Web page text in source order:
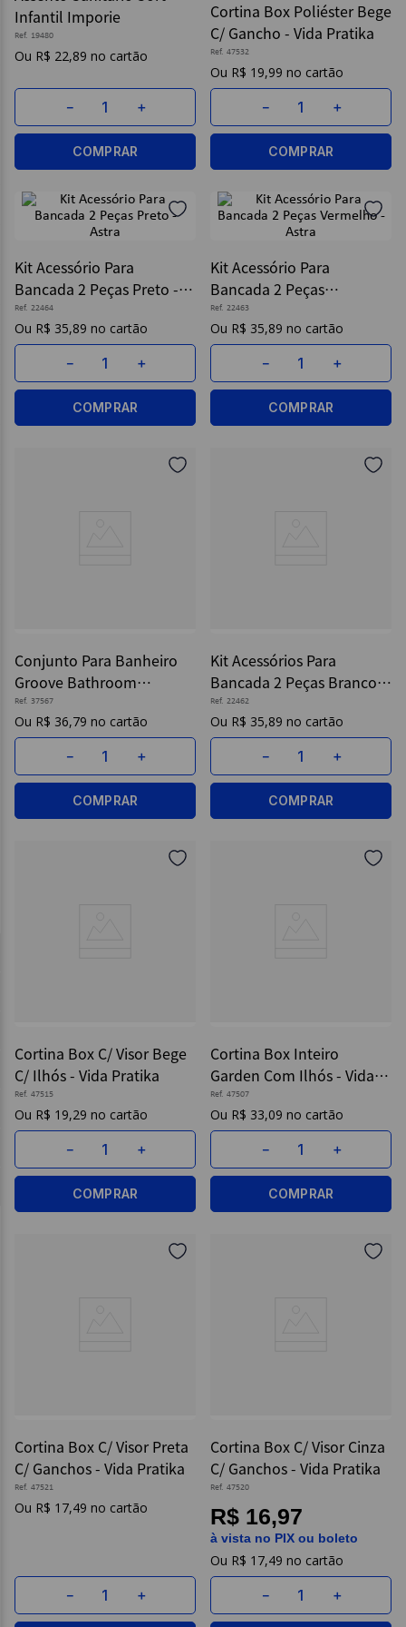
Infantil Imporie
Ref. 19480
R$ 22,89
＋
－
COMPRAR
Cortina Box Poliéster Bege
C/ Gancho - Vida Pratika
Ref. 47532
R$ 19,99
＋
－
COMPRAR
Kit Acessório Para
Bancada 2 Peças Preto -
Astra
Ref. 22464
R$ 35,89
＋
－
COMPRAR
Kit Acessório Para
Bancada 2 Peças
Vermelho - Astra
Ref. 22463
R$ 35,89
＋
－
COMPRAR
Conjunto Para Banheiro
Groove Bathroom
Upgrade Chumbo - Ou
Ref. 37567
R$ 36,79
＋
－
COMPRAR
Kit Acessórios Para
Bancada 2 Peças Branco -
Astra
Ref. 22462
R$ 35,89
＋
－
COMPRAR
Cortina Box C/ Visor Bege
C/ Ilhós - Vida Pratika
Ref. 47515
R$ 19,29
＋
－
COMPRAR
Cortina Box Inteiro
Garden Com Ilhós - Vida
Prátika
Ref. 47507
R$ 33,09
＋
－
COMPRAR
Cortina Box C/ Visor Preta
C/ Ganchos - Vida Pratika
Ref. 47521
R$ 17,49
＋
－
Cortina Box C/ Visor Cinza
C/ Ganchos - Vida Pratika
Ref. 47520
R$ 16,97
à vista no PIX ou boleto
R$ 17,49
＋
－
9º
post it